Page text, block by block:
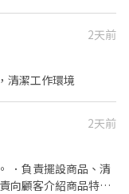
有駕照、有機車，需
• 若沒有機車的話可
🔶【門店缺額】 新
- 👇👇快速應徵通道👇
入後留言:姓名/電
✊其他職缺也可詢問
2天前
清潔工作環境
2天前
．負責擺設商品、清
向顧客介紹商品特